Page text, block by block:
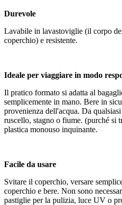
Durevole
Lavabile in lavastoviglie (il corpo
coperchio) e resistente.
Ideale per viaggiare in modo
Il pratico formato si adatta al
semplicemente in mano. Bere in
provenienza dell'acqua. Da
ruscello, stagno o fiume. (purché si
plastica monouso inquinante.
Facile da usare
Svitare il coperchio, versare
coperchio e bere. Non sono
pastiglie per la pulizia, luce UV o